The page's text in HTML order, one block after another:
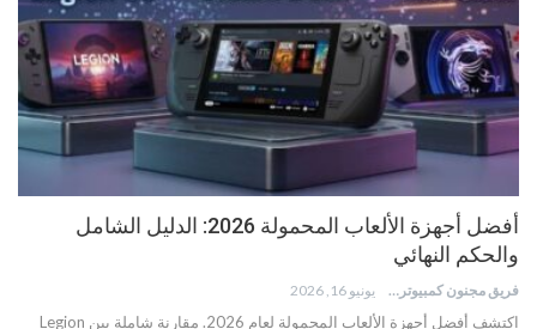
أفضل أجهزة الألعاب المحمولة 2026: الدليل الشامل
والحكم النهائي
فريق مجنون كمبيوتر يونيو 16, 2026
اكتشف أفضل أجهزة الألعاب المحمولة لعام 2026. مقارنة شاملة بين Legion